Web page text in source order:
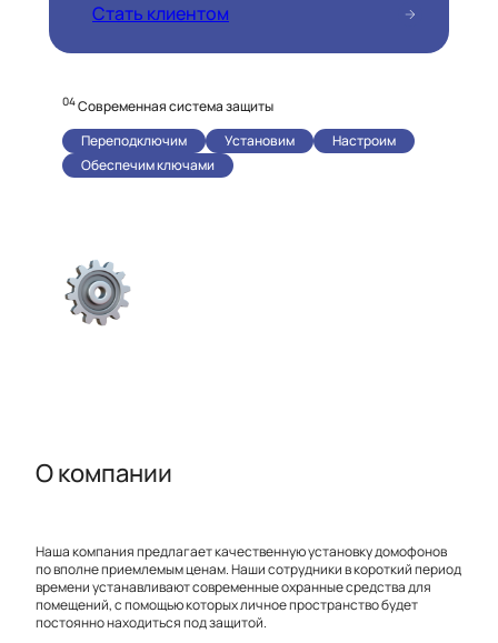
Стать клиентом
04Современная система защиты
Переподключим
Установим
Настроим
Обеспечим ключами
О компании
Наша компания предлагает качественную установку домофонов
по вполне приемлемым ценам. Наши сотрудники в короткий период
времени устанавливают современные охранные средства для
помещений, с помощью которых личное пространство будет
постоянно находиться под защитой.